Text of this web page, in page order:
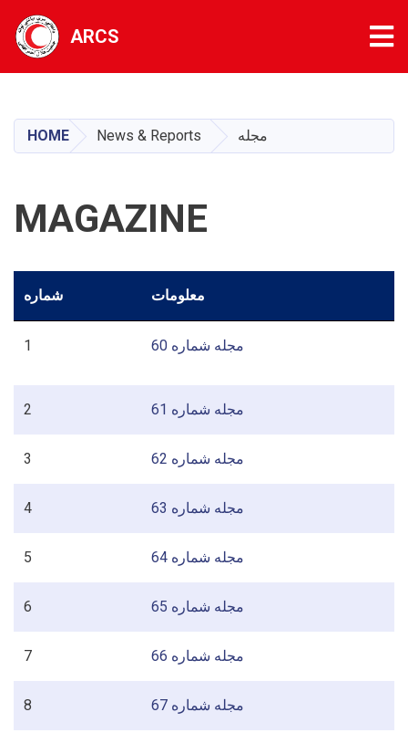
main
content
ARCS
HOME News & Reports مجله
MAGAZINE
شماره معلومات
1
2
3
4
5
6 مجله شماره 65
7
8